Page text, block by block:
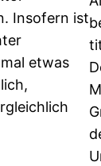
Insofern ist
etwas